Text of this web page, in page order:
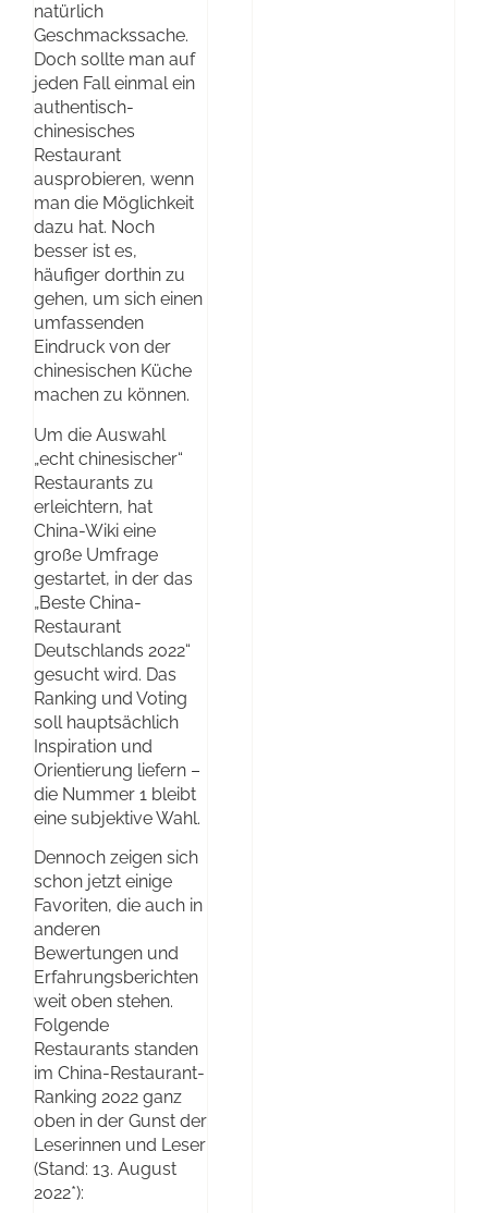
natürlich
Geschmackssache.
Doch sollte man auf
jeden Fall einmal ein
authentisch-
chinesisches
Restaurant
ausprobieren, wenn
man die Möglichkeit
dazu hat. Noch
besser ist es,
häufiger dorthin zu
gehen, um sich einen
umfassenden
Eindruck von der
chinesischen Küche
machen zu können.
Um die Auswahl
„echt chinesischer“
Restaurants zu
erleichtern, hat
China-Wiki eine
große Umfrage
gestartet, in der das
„Beste China-
Restaurant
Deutschlands 2022“
gesucht wird. Das
Ranking und Voting
soll hauptsächlich
Inspiration und
Orientierung liefern –
die Nummer 1 bleibt
eine subjektive Wahl.
Dennoch zeigen sich
schon jetzt einige
Favoriten, die auch in
anderen
Bewertungen und
Erfahrungsberichten
weit oben stehen.
Folgende
Restaurants standen
im China-Restaurant-
Ranking 2022 ganz
oben in der Gunst der
Leserinnen und Leser
(Stand: 13. August
2022*):